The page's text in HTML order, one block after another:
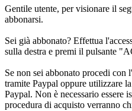
Gentile utente, per visionare il
abbonarsi.
Sei già abbonato? Effettua
sulla destra e premi il pulsante
Se non sei abbonato procedi con
tramite Paypal oppure utilizzare
Paypal. Non è necessario essere
procedura di acquisto verranno